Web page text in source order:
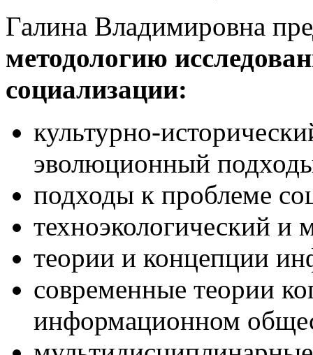
Галина Владимировна
методологию
социализации:
культурно-
эволюционный
подходы к проблеме
техноэкологический
теории и концепции
современные теории
информационном